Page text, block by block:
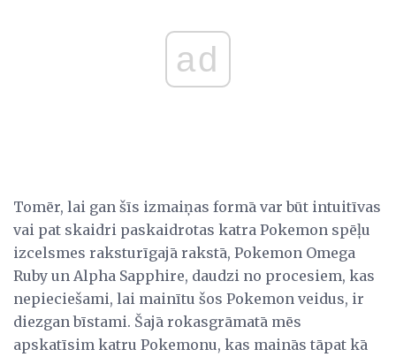
ad
Tomēr, lai gan šīs izmaiņas formā var būt intuitīvas
vai pat skaidri paskaidrotas katra Pokemon spēļu
izcelsmes raksturīgajā rakstā, Pokemon Omega
Ruby un Alpha Sapphire, daudzi no procesiem, kas
nepieciešami, lai mainītu šos Pokemon veidus, ir
diezgan bīstami. Šajā rokasgrāmatā mēs
apskatīsim katru Pokemonu, kas mainās tāpat kā